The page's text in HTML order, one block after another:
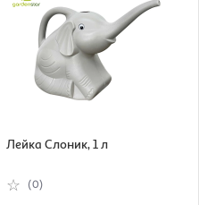
Лейка Слоник, 1 л
(0)